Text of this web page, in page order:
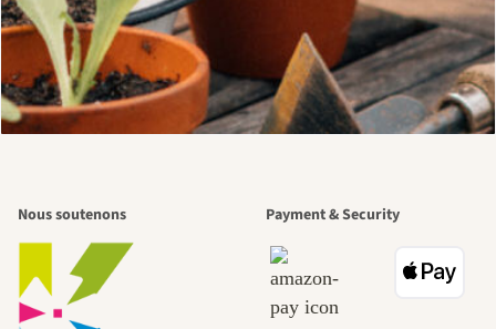
Nous soutenons Payment & Security